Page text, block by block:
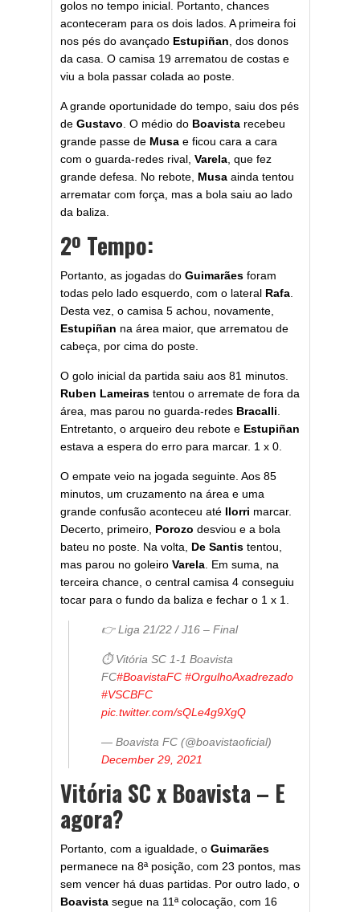
golos no tempo inicial. Portanto, chances
aconteceram para os dois lados. A primeira foi
nos pés do avançado Estupiñan , dos donos
da casa. O camisa 19 arrematou de costas e
viu a bola passar colada ao poste.
A grande oportunidade do tempo, saiu dos pés
de Gustavo . O médio do Boavista recebeu
grande passe de Musa e ficou cara a cara
com o guarda-redes rival, Varela , que fez
grande defesa. No rebote, Musa ainda tentou
arrematar com força, mas a bola saiu ao lado
da baliza.
2º Tempo:
Portanto, as jogadas do Guimarães foram
todas pelo lado esquerdo, com o lateral Rafa
Desta vez, o camisa 5 achou, novamente,
Estupiñan na área maior, que arrematou de
cabeça, por cima do poste.
O golo inicial da partida saiu aos 81 minutos.
Ruben Lameiras tentou o arremate de fora da
área, mas parou no guarda-redes Bracalli
Entretanto, o arqueiro deu rebote e Estupiñan
estava a espera do erro para marcar. 1 x 0.
O empate veio na jogada seguinte. Aos 85
minutos, um cruzamento na área e uma
grande confusão aconteceu até Ilorri marcar.
Decerto, primeiro, Porozo desviou e a bola
bateu no poste. Na volta, De Santis tentou,
mas parou no goleiro Varela . Em suma, na
terceira chance, o central camisa 4 conseguiu
tocar para o fundo da baliza e fechar o 1 x 1.
👉 Liga 21/22 / J16 – Final
⏱ Vitória SC 1-1 Boavista
FC#BoavistaFC #OrgulhoAxadrezado
#VSCBFC
pic.twitter.com/sQLe4g9XgQ
— Boavista FC (@boavistaoficial)
December 29, 2021
Vitória SC x Boavista – E
agora?
Portanto, com a igualdade, o Guimarães
permanece na 8ª posição, com 23 pontos, mas
sem vencer há duas partidas. Por outro lado, o
Boavista segue na 11ª colocação, com 16